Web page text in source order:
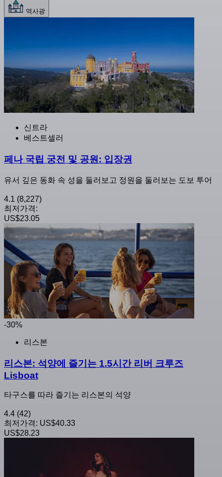
역사광
신트라
베스트셀러
페나 국립 궁전 및 공원: 입장권
유서 깊은 동화 속 성을 둘러보고 정원을 둘러보는 도보 투어
4.1 (8,227)
최저가격:
US$23.05
-30%
리스본
리스본: 석양에 즐기는 1.5시간 리버 크루즈
Lisboat
타구스를 따라 즐기는 리스본의 석양
4.4 (42)
최저가격: US$40.33
US$28.23